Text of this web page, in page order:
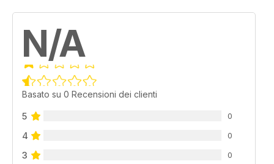
N/A
Basato su 0 Recensioni dei clienti
5 0
4 0
3 0